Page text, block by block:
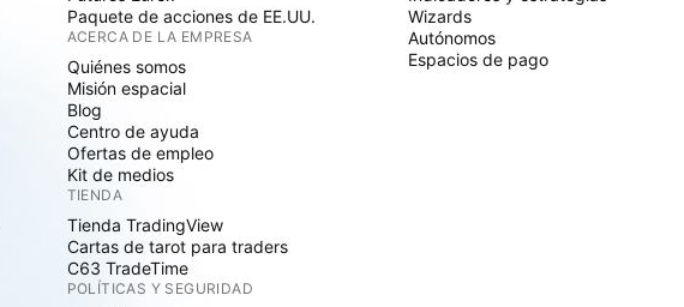
Paquete de acciones de EE.UU.
ACERCA DE LA EMPRESA
Quiénes somos
Misión espacial
Blog
Centro de ayuda
Ofertas de empleo
Kit de medios
TIENDA
Tienda TradingView
Cartas de tarot para traders
C63 TradeTime
POLÍTICAS Y SEGURIDAD
Wizards
Autónomos
Espacios de pago